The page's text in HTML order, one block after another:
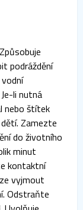
podráždění
li nutná
nebo štítek
Zamezte
do životního
minut
kontaktní
vyjmout
Odstraňte